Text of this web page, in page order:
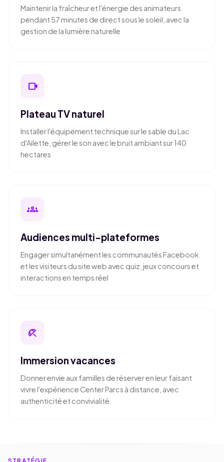
Maintenir la fraîcheur et l'énergie des animateurs
pendant 57 minutes de direct sous le soleil, avec la
gestion de la lumière naturelle
videocam
Plateau TV naturel
Installer l'équipement technique sur le sable du Lac
d'Ailette, gérer le son avec le bruit ambiant sur 140
hectares
groups
Audiences multi-plateformes
Engager simultanément les communautés Facebook
et les visiteurs du site web avec quiz, jeux concours et
interactions en temps réel
beach_access
Immersion vacances
Donner envie aux familles de réserver en leur faisant
vivre l'expérience Center Parcs à distance, avec
authenticité et convivialité